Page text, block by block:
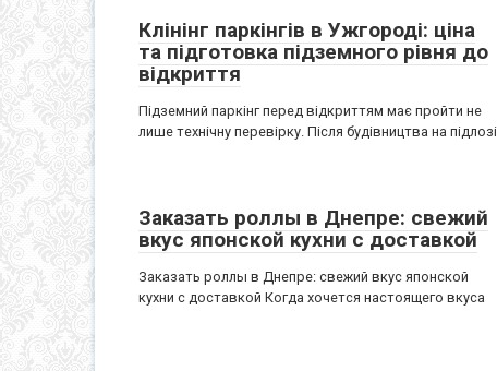
Клінінг паркінгів в Ужгороді: ціна
та підготовка підземного рівня до
відкриття
Підземний паркінг перед відкриттям має пройти не
лише технічну перевірку. Після будівництва на підлозі
Заказать роллы в Днепре: свежий
вкус японской кухни с доставкой
Заказать роллы в Днепре: свежий вкус японской
кухни с доставкой Когда хочется настоящего вкуса